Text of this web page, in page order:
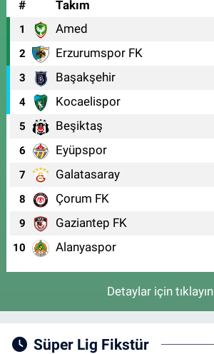
#
Takım
1 Amed
2 Erzurumspor FK
3 Başakşehir
4 Kocaelispor
5 Beşiktaş
6 Eyüpspor
7 Galatasaray
8 Çorum FK
9 Gaziantep FK
10 Alanyaspor
Detaylar için tıklayın
Süper Lig Fikstür